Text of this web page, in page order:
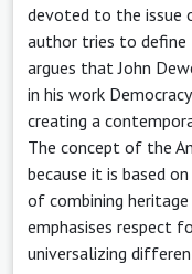
devoted to the issue
author tries to define
argues that John
in his work
creating a
The concept of the
because it is based
of combining
emphasises respect
universalizing